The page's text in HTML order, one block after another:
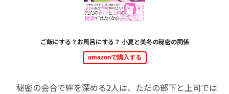
ご飯にする？お風呂にする？ 小夏と美冬の秘密の関係
amazonで購入する
秘密の会合で絆を深める2人は、ただの部下と上司では